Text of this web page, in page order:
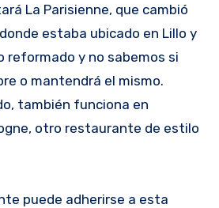
La Parisienne, que cambió
estaba ubicado en Lillo y
reformado y no sabemos si
o mantendrá el mismo.
también funciona en
otro restaurante de estilo
puede adherirse a esta